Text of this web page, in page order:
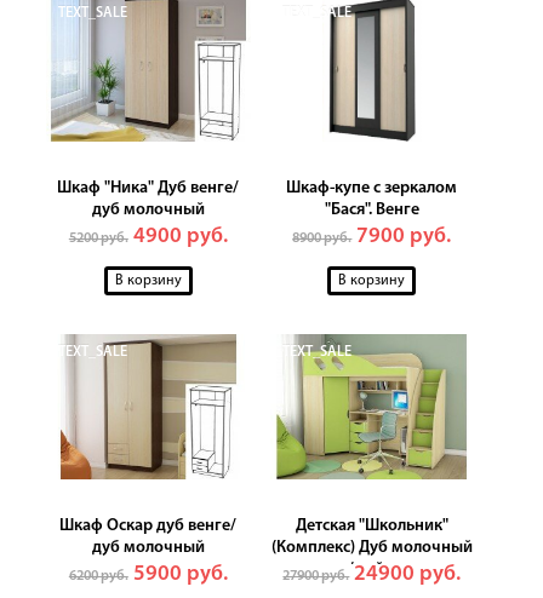
TEXT_SALE
Шкаф "Ника" Дуб венге/
дуб молочный
5200 руб. 4900 руб.
TEXT_SALE
Шкаф-купе с зеркалом
"Бася". Венге
8900 руб. 7900 руб.
TEXT_SALE
Шкаф Оскар дуб венге/
дуб молочный
6200 руб. 5900 руб.
TEXT_SALE
Детская "Школьник"
(Комплекс) Дуб молочный
/ лайм
27900 руб. 24900 руб.